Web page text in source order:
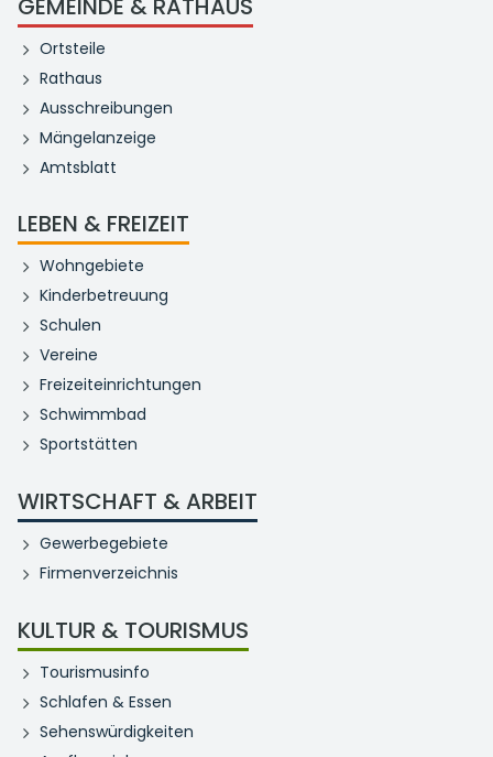
Ortsteile
Rathaus
Ausschreibungen
Mängelanzeige
Amtsblatt
LEBEN & FREIZEIT
Wohngebiete
Kinderbetreuung
Schulen
Vereine
Freizeiteinrichtungen
Schwimmbad
Sportstätten
WIRTSCHAFT & ARBEIT
Gewerbegebiete
Firmenverzeichnis
KULTUR & TOURISMUS
Tourismusinfo
Schlafen & Essen
Sehenswürdigkeiten